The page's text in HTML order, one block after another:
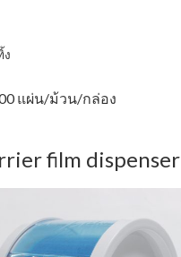
ง
แผ่น/ม้วน/กล่อง
film dispenser